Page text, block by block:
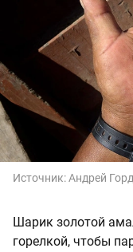
Источник:Андрей
Шарик золотой
горелкой, чтобы